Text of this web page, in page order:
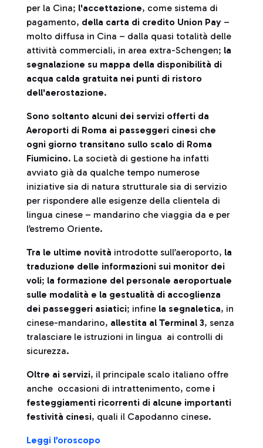
per la Cina; l'accettazione, come sistema di
pagamento, della carta di credito Union Pay –
molto diffusa in Cina – dalla quasi totalità delle
attività commerciali, in area extra-Schengen; la
segnalazione su mappa della disponibilità di
acqua calda gratuita nei punti di ristoro
dell'aerostazione.
Sono soltanto alcuni dei servizi offerti da
Aeroporti di Roma ai passeggeri cinesi che
ogni giorno transitano sullo scalo di Roma
Fiumicino. La società di gestione ha infatti
avviato già da qualche tempo numerose
iniziative sia di natura strutturale sia di servizio
per rispondere alle esigenze della clientela di
lingua cinese – mandarino che viaggia da e per
l’estremo Oriente.
Tra le ultime novità introdotte sull’aeroporto, la
traduzione delle informazioni sui monitor dei
voli; la formazione del personale aeroportuale
sulle modalità e la gestualità di accoglienza
dei passeggeri asiatici; infine la segnaletica, in
cinese-mandarino, allestita al Terminal 3, senza
tralasciare le istruzioni in lingua ai controlli di
sicurezza.
Oltre ai servizi, il principale scalo italiano offre
anche occasioni di intrattenimento, come i
festeggiamenti ricorrenti di alcune importanti
festività cinesi, quali il Capodanno cinese.
Leggi l’oroscopo